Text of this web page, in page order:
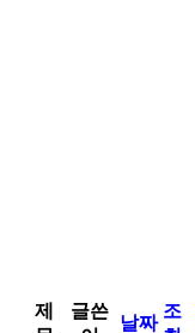
제
글쓴
날짜
조